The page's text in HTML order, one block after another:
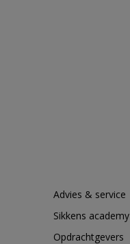
Advies & service
Sikkens academy
Opdrachtgevers